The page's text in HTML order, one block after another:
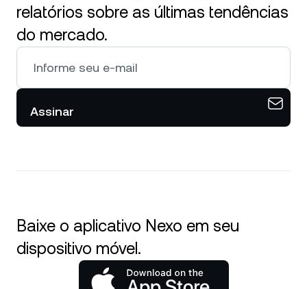
relatórios sobre as últimas tendências
do mercado.
Assinar
Baixe o aplicativo Nexo em seu
dispositivo móvel.